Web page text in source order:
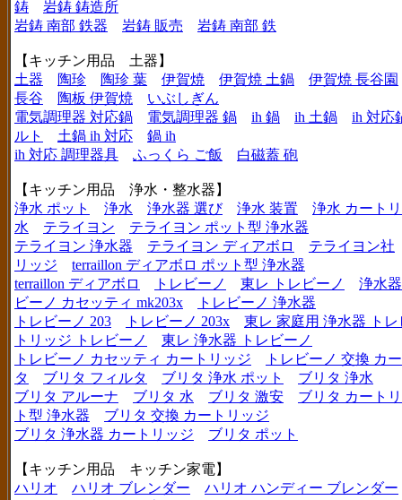
鋳
岩鋳 鋳造所
岩鋳 南部 鉄器
岩鋳 販売 岩鋳 南部 鉄
【キッチン用品 土器】
土器
陶珍 陶珍 葉 伊賀焼 伊賀焼 土鍋
伊賀焼 長谷園
長谷
陶板 伊賀焼
いぶしぎん
電気調理器 対応鍋
電気調理器 鍋 ih 鍋 ih 土鍋
ih 対応
ルト
土鍋 ih 対応
鍋 ih
ih 対応 調理器具
ふっくら ご飯 白磁蓋 砲
【キッチン用品 浄水・整水器】
浄水 ポット
浄水 浄水器 選び 浄水 装置
浄水 カート
水
テライヨン
テライヨン ポット型 浄水器
テライヨン 浄水器
テライヨン ディアボロ
テライヨン社
リッジ
terraillon ディアボロ ポット型 浄水器
terraillon ディアボロ
トレビーノ 東レ トレビーノ
浄水
ビーノ カセッティ mk203x
トレビーノ 浄水器
トレビーノ 203
トレビーノ 203x
東レ 家庭用 浄水器 トレ
トリッジ トレビーノ
東レ 浄水器 トレビーノ
トレビーノ カセッティ カートリッジ
トレビーノ 交換 カ
タ
ブリタ フィルタ ブリタ 浄水 ポット
ブリタ 浄水
ブリタ アルーナ
ブリタ 水 ブリタ 激安
ブリタ カート
ト型 浄水器
ブリタ 交換 カートリッジ
ブリタ 浄水器 カートリッジ
ブリタ ポット
【キッチン用品 キッチン家電】
ハリオ
ハリオ ブレンダー
ハリオ ハンディー ブレンダー